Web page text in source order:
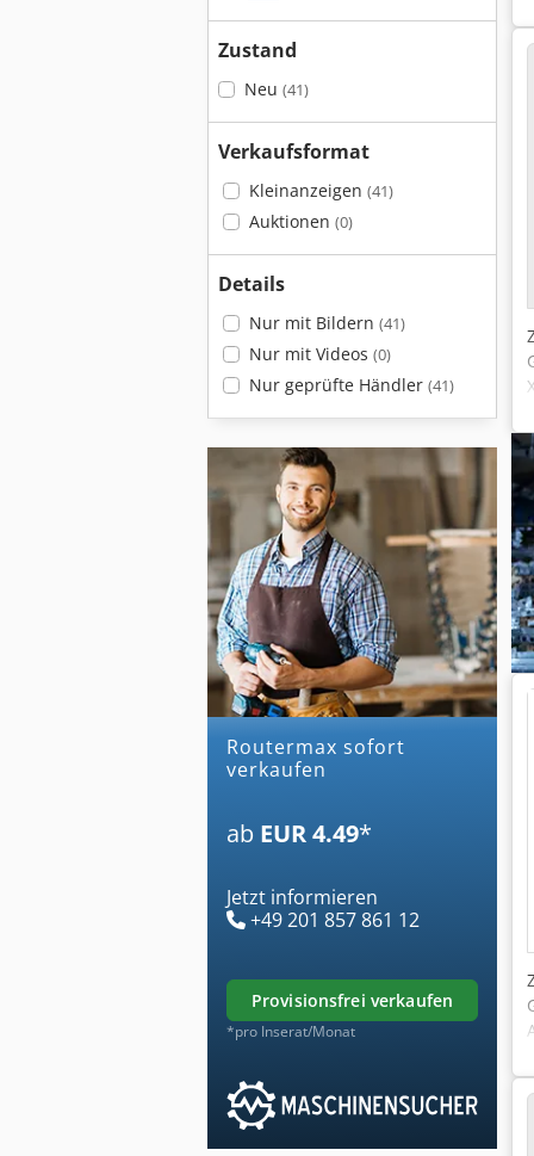
Zustand
Neu (41)
Verkaufsformat
Kleinanzeigen (41)
Auktionen (0)
Details
Nur mit Bildern (41)
Nur mit Videos (0)
Nur geprüfte Händler (41)
routermax sofort
verkaufen
ab EUR 4.49*
Jetzt informieren
+49 201 857 861 12
provisionsfrei verkaufen
*pro Inserat/Monat